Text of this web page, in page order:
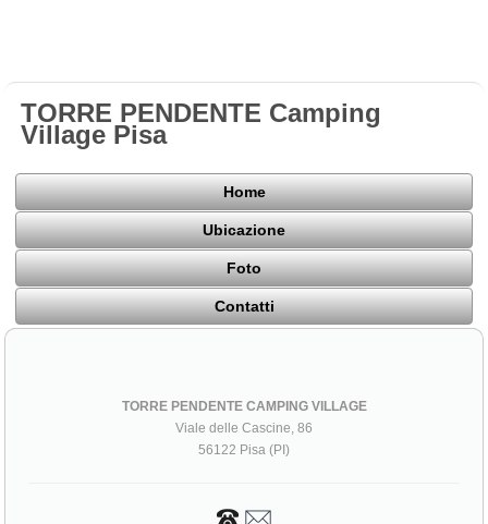
TORRE PENDENTE Camping
Village Pisa
Home
Ubicazione
Foto
Contatti
TORRE PENDENTE CAMPING VILLAGE
Viale delle Cascine, 86
56122 Pisa (PI)